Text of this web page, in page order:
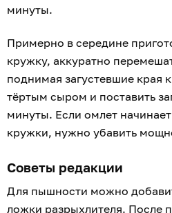
минуты.
Примерно в середине
кружку, аккуратно
поднимая загустевшие края
тёртым сыром и поставить
минуты. Если омлет
кружки, нужно убавить
Советы редакции
Для пышности можно
ложки разрыхлителя. После